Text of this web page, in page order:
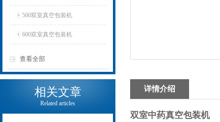
500双室真空包装机
600双室真空包装机
查看全部
相关文章
Related articles
详情介绍
双室中药真空包装机